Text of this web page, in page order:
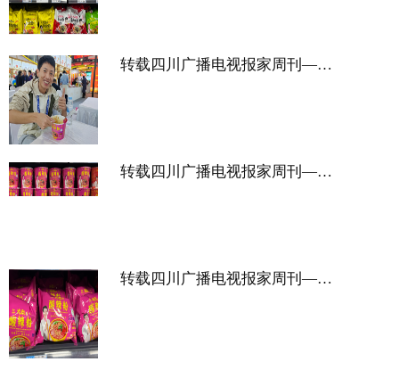
转载四川广播电视报家周刊——农交会见证光友酸辣粉魅力
转载四川广播电视报家周刊——光友酸辣粉健康美味赢口碑
转载四川广播电视报家周刊——光友酸辣粉校园热卖 学生赞不绝口